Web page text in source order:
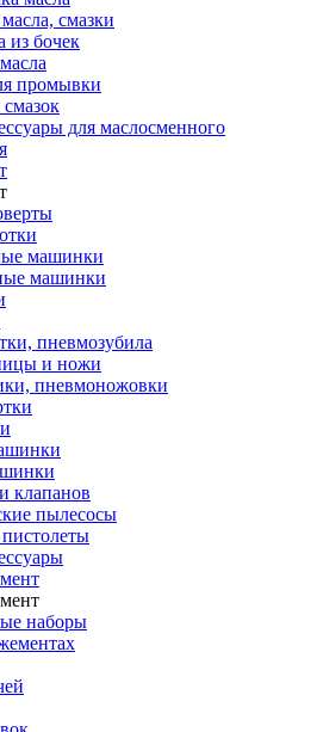
смазки
из бочек
промывки
для маслосменного
машинки
машинки
пневмозубила
и ножи
пневмоножовки
клапанов
пылесосы
наборы